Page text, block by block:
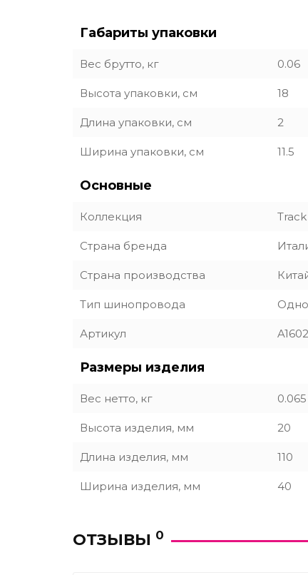
Габариты упаковки
Вес брутто, кг 0.06
Высота упаковки, см 18
Длина упаковки, см 2
Ширина упаковки, см 11.5
Основные
Коллекция
Страна бренда
Страна производства
Тип шинопровода
Артикул
Размеры изделия
Вес нетто, кг 0.065
Высота изделия, мм 20
Длина изделия, мм 110
Ширина изделия, мм 40
ОТЗЫВЫ 0